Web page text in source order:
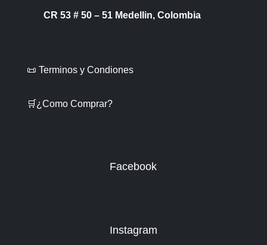
CR 53 # 50 – 51 Medellin, Colombia
📜 Terminos y Condiones
🛒¿Como Comprar?
Facebook
Instagram